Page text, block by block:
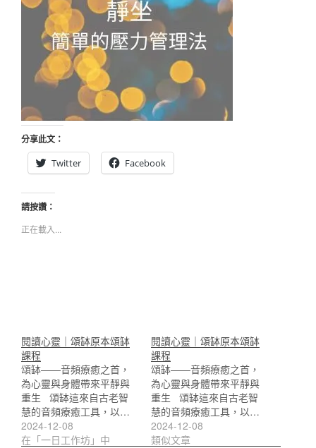
分享此文：
Twitter
Facebook
請按讚：
正在載入...
閱讀心靈｜頌缽原本頌缽
課程
頌缽——音頻療癒之首，
為心靈與身體帶來平靜與
重生 頌缽這來自古老智
慧的音頻療癒工具，以…
2024-12-08
在「一日工作坊」中
閱讀心靈｜頌缽原本頌缽
課程
頌缽——音頻療癒之首，
為心靈與身體帶來平靜與
重生 頌缽這來自古老智
慧的音頻療癒工具，以…
2024-12-08
類似文章